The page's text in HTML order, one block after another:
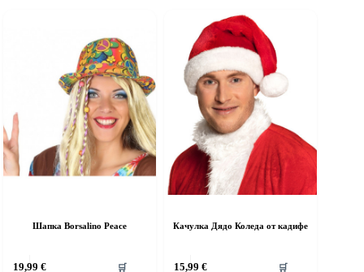
Шапка Borsalino Peace
19,99 € 🛒
Качулка Дядо Коледа от кадифе
15,99 € 🛒